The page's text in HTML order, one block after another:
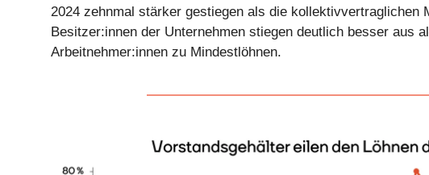
2024 zehnmal stärker gestiegen als die kollektivvertraglichen
Besitzer:innen der Unternehmen stiegen deutlich besser aus
Arbeitnehmer:innen zu Mindestlöhnen.